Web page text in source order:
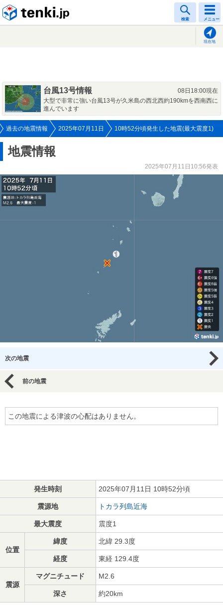
検索 メニュー
現在地
台風13号情報
08日18:00現在
大型で非常に強い台風13号が久米島の西北西約190kmを西南西に
進んでいます
過去の地震情報 2025年07月11日 10時52分頃発生した地震(最大震度1)
地震情報
2025年07月11日10:56発表
次の地震
前の地震
この地震による津波の心配はありません。
発生時刻 2025年07月11日 10時52分頃
震源地 トカラ列島近海
最大震度 震度1
位置
緯度 北緯 29.3度
経度 東経 129.4度
震源
マグニチュード M2.6
深さ 約20km